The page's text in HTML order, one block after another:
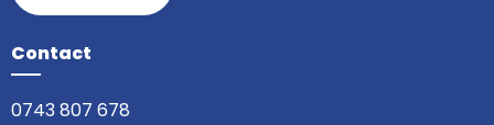
Contact
0743 807 678